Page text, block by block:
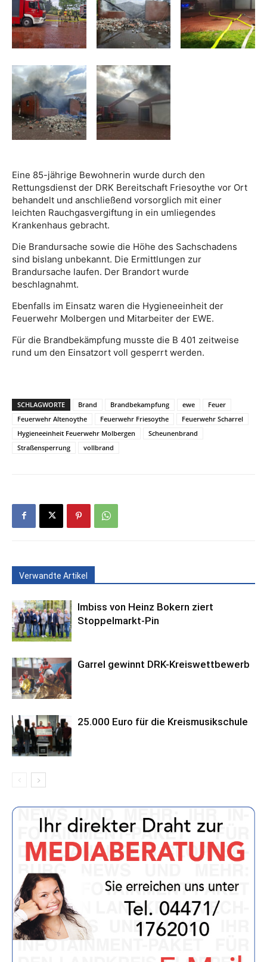
Eine 85-jährige Bewohnerin wurde durch den
Rettungsdienst der DRK Bereitschaft Friesoythe vor Ort
behandelt und anschließend vorsorglich mit einer
leichten Rauchgasvergiftung in ein umliegendes
Krankenhaus gebracht.
Die Brandursache sowie die Höhe des Sachschadens
sind bislang unbekannt. Die Ermittlungen zur
Brandursache laufen. Der Brandort wurde
beschlagnahmt.
Ebenfalls im Einsatz waren die Hygieneeinheit der
Feuerwehr Molbergen und Mitarbeiter der EWE.
Für die Brandbekämpfung musste die B 401 zeitweise
rund um den Einsatzort voll gesperrt werden.
SCHLAGWORTE Brand Brandbekampfung ewe
Feuer
Feuerwehr Altenoythe
Feuerwehr Friesoythe
Feuerwehr Scharrel
Hygieneeinheit Feuerwehr Molbergen
Scheunenbrand
Straßensperrung
vollbrand
Verwandte Artikel
Imbiss von Heinz Bokern ziert
Stoppelmarkt-Pin
Garrel gewinnt DRK-Kreiswettbewerb
25.000 Euro für die Kreismusikschule